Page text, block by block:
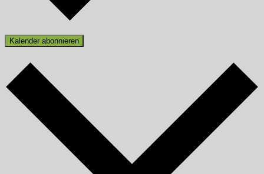
Kalender abonnieren